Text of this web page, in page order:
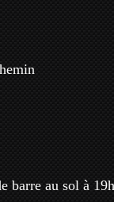
barre au sol à